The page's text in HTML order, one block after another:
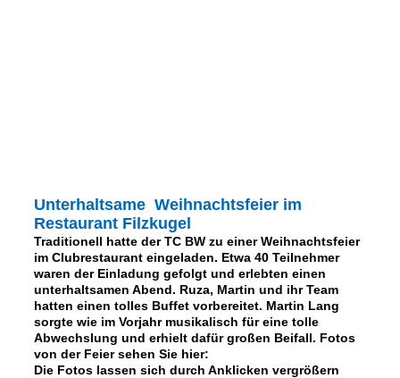
Unterhaltsame Weihnachtsfeier im
Restaurant Filzkugel
Traditionell hatte der TC BW zu einer Weihnachtsfeier
im Clubrestaurant eingeladen. Etwa 40 Teilnehmer
waren der Einladung gefolgt und erlebten einen
unterhaltsamen Abend. Ruza, Martin und ihr Team
hatten einen tolles Buffet vorbereitet. Martin Lang
sorgte wie im Vorjahr musikalisch für eine tolle
Abwechslung und erhielt dafür großen Beifall. Fotos
von der Feier sehen Sie hier:
Die Fotos lassen sich durch Anklicken vergrößern